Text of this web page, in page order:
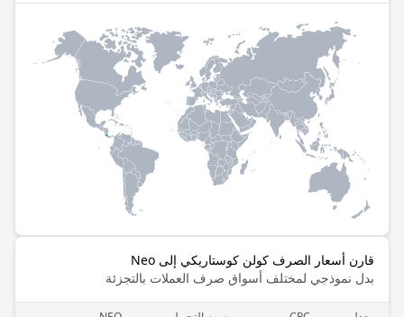
قارن أسعار الصرف كولن كوستاريكي إلى Neo
بدل نموذجي لمختلف أسواق صرف العملات بالتجزئة